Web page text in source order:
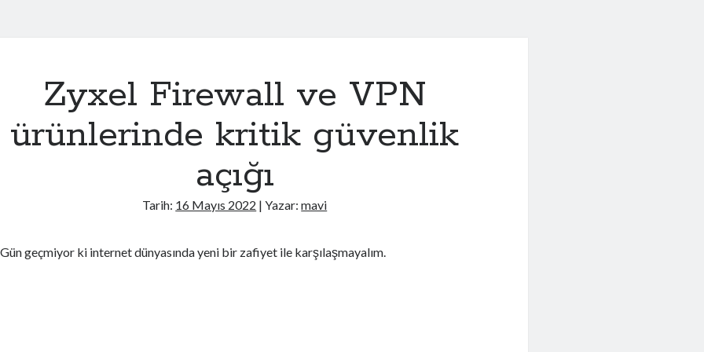
Zyxel Firewall ve VPN
ürünlerinde kritik güvenlik
açığı
Tarih: 16 Mayıs 2022 | Yazar:mavi
Gün geçmiyor ki internet dünyasında yeni bir zafiyet ile karşılaşmayalım.